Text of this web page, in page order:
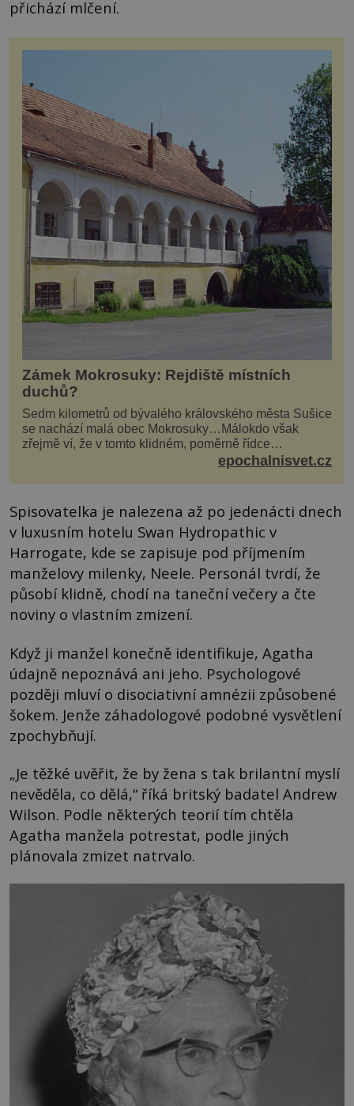
přichází mlčení.
Zámek Mokrosuky: Rejdiště místních
duchů?
Sedm kilometrů od bývalého královského města Sušice
se nachází malá obec Mokrosuky…Málokdo však
zřejmě ví, že v tomto klidném, poměrně řídce
navštěvovaném koutu vesnické Šumavy se nachází
epochalnisvet.cz
Spisovatelka je nalezena až po jedenácti dnech
v luxusním hotelu Swan Hydropathic v
Harrogate, kde se zapisuje pod příjmením
manželovy milenky, Neele. Personál tvrdí, že
působí klidně, chodí na taneční večery a čte
noviny o vlastním zmizení.
Když ji manžel konečně identifikuje, Agatha
údajně nepoznává ani jeho. Psychologové
později mluví o disociativní amnézii způsobené
šokem. Jenže záhadologové podobné vysvětlení
zpochybňují.
„Je těžké uvěřit, že by žena s tak brilantní myslí
nevěděla, co dělá,“ říká britský badatel Andrew
Wilson. Podle některých teorií tím chtěla
Agatha manžela potrestat, podle jiných
plánovala zmizet natrvalo.